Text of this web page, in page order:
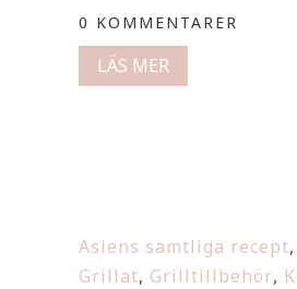
0 KOMMENTARER
LÄS MER
Asiens samtliga recept,
Grillat, Grilltillbehör,